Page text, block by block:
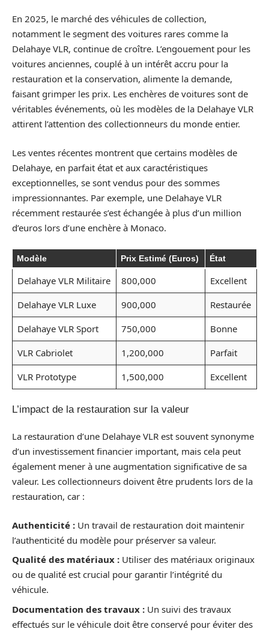
En 2025, le marché des véhicules de collection,
notamment le segment des voitures rares comme la
Delahaye VLR, continue de croître. L’engouement pour les
voitures anciennes, couplé à un intérêt accru pour la
restauration et la conservation, alimente la demande,
faisant grimper les prix. Les enchères de voitures sont de
véritables événements, où les modèles de la Delahaye VLR
attirent l’attention des collectionneurs du monde entier.
Les ventes récentes montrent que certains modèles de
Delahaye, en parfait état et aux caractéristiques
exceptionnelles, se sont vendus pour des sommes
impressionnantes. Par exemple, une Delahaye VLR
récemment restaurée s’est échangée à plus d’un million
d’euros lors d’une enchère à Monaco.
Modèle Prix Estimé (Euros) État
Delahaye VLR Militaire 800,000
Excellent
Delahaye VLR Luxe
900,000
Restaurée
Delahaye VLR Sport
750,000
Bonne
VLR Cabriolet
1,200,000
Parfait
VLR Prototype
1,500,000 Excellent
L’impact de la restauration sur la valeur
La restauration d’une Delahaye VLR est souvent synonyme
d’un investissement financier important, mais cela peut
également mener à une augmentation significative de sa
valeur. Les collectionneurs doivent être prudents lors de la
restauration, car :
Authenticité : Un travail de restauration doit maintenir
l’authenticité du modèle pour préserver sa valeur.
Qualité des matériaux : Utiliser des matériaux originaux
ou de qualité est crucial pour garantir l’intégrité du
véhicule.
Documentation des travaux : Un suivi des travaux
effectués sur le véhicule doit être conservé pour éviter des